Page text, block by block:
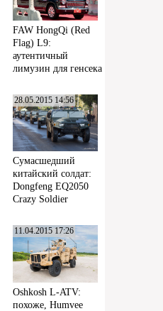
FAW HongQi (Red
Flag) L9:
аутентичный
лимузин для генсека
28.05.2015 14:56
Сумасшедший
китайский солдат:
Dongfeng EQ2050
Crazy Soldier
11.04.2015 17:26
Oshkosh L-ATV:
похоже, Humvee